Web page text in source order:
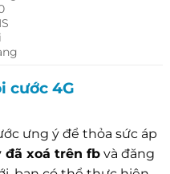
cước 4G
ưng ý để thỏa sức áp
đã xoá trên fb và đăng